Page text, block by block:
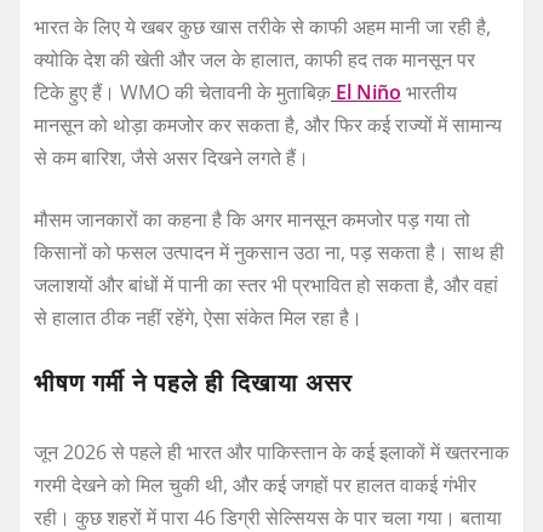
भारत के लिए ये खबर कुछ खास तरीके से काफी अहम मानी जा रही है,
क्योकि देश की खेती और जल के हालात, काफी हद तक मानसून पर
टिके हुए हैं। WMO की चेतावनी के मुताबिक़ El Niño भारतीय
मानसून को थोड़ा कमजोर कर सकता है, और फिर कई राज्यों में सामान्य
से कम बारिश, जैसे असर दिखने लगते हैं।
मौसम जानकारों का कहना है कि अगर मानसून कमजोर पड़ गया तो
किसानों को फसल उत्पादन में नुकसान उठा ना, पड़ सकता है। साथ ही
जलाशयों और बांधों में पानी का स्तर भी प्रभावित हो सकता है, और वहां
से हालात ठीक नहीं रहेंगे, ऐसा संकेत मिल रहा है।
भीषण गर्मी ने पहले ही दिखाया असर
जून 2026 से पहले ही भारत और पाकिस्तान के कई इलाकों में खतरनाक
गरमी देखने को मिल चुकी थी, और कई जगहों पर हालत वाकई गंभीर
रही। कुछ शहरों में पारा 46 डिग्री सेल्सियस के पार चला गया। बताया